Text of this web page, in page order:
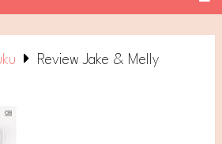
Review Jake & Melly